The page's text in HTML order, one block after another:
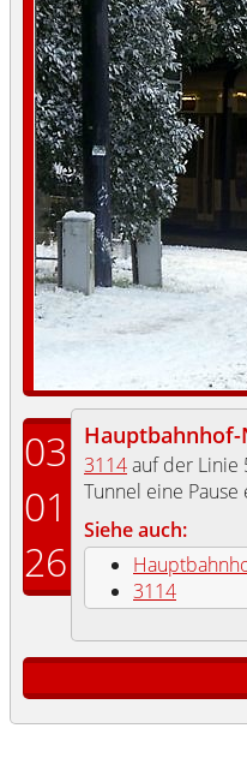
03
01
26
3114auf der Linie
Tunnel eine
Siehe auch:
3114